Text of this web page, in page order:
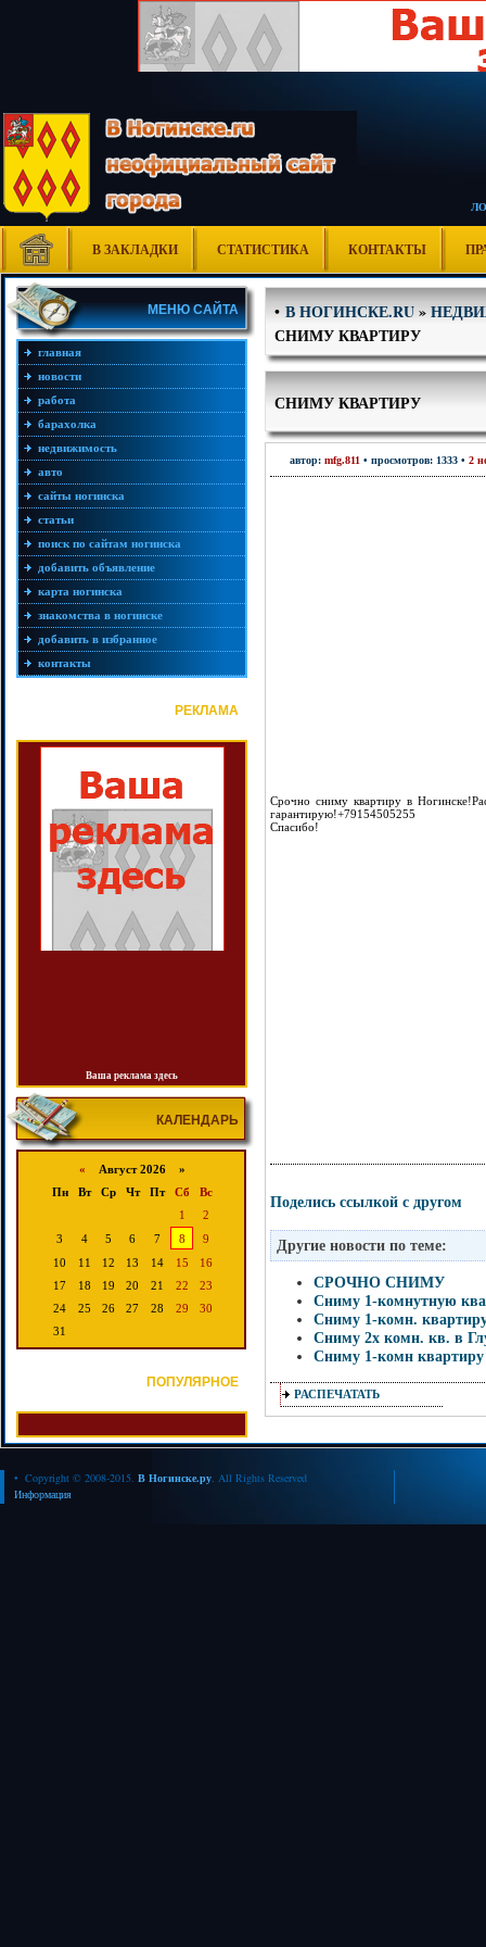
В ЗАКЛАДКИ СТАТИСТИКА КОНТАКТЫ
МЕНЮ САЙТА
главная
новости
работа
барахолка
недвижимость
авто
сайты ногинска
статьи
поиск по сайтам ногинска
добавить объявление
карта ногинска
знакомства в ногинске
добавить в избранное
контакты
РЕКЛАМА
Ваша реклама здесь
КАЛЕНДАРЬ
« Август 2026 »
Пн
Вт Ср Чт Пт Сб
Вс
1
2
3
4 5 6 7 8
9
10
11 12 13 14 15
16
17
18 19 20 21 22
23
24
25 26 27 28 29
30
31
ПОПУЛЯРНОЕ
•В НОГИНСКЕ.RU»
СНИМУ КВАРТИРУ
СНИМУ КВАРТИРУ
автор: mfg.811 • просмотров: 1333 • 2
Срочно сниму квартиру в
гарантирую!+79154505255
Спасибо!
Поделись ссылкой с другом
Другие новости по теме:
СРОЧНО СНИМУ
Сниму 1-комнутную
Сниму 1-комн.
Сниму 2х комн. кв. в
Сниму 1-комн квартиру
РАСПЕЧАТАТЬ
• Copyright © 2008-2015. В Ногинске.ру. All Rights Reserved
Информация